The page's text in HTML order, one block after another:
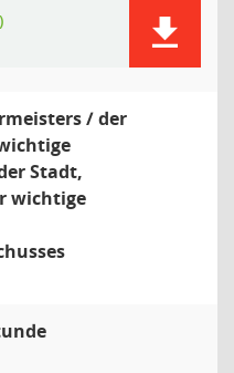
/ der
Stadt,
wichtige